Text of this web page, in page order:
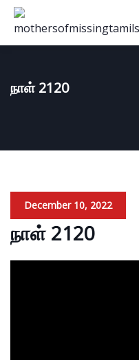
நாள் 2120
December 10, 2022
நாள் 2120